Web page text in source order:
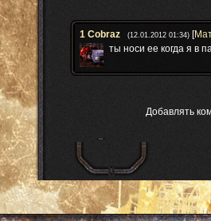
1 Cobraz (12.01.2012 01:34) [
ты носи ее когда я в
Добавлять